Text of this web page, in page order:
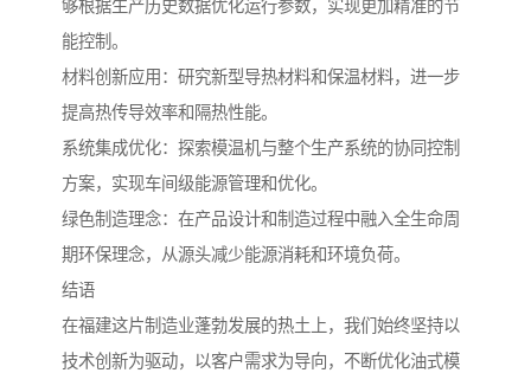
够根据生产历史数据优化运行参数，实现更加精准的节
能控制。
材料创新应用：研究新型导热材料和保温材料，进一步
提高热传导效率和隔热性能。
系统集成优化：探索模温机与整个生产系统的协同控制
方案，实现车间级能源管理和优化。
绿色制造理念：在产品设计和制造过程中融入全生命周
期环保理念，从源头减少能源消耗和环境负荷。
结语
在福建这片制造业蓬勃发展的热土上，我们始终坚持以
技术创新为驱动，以客户需求为导向，不断优化油式模